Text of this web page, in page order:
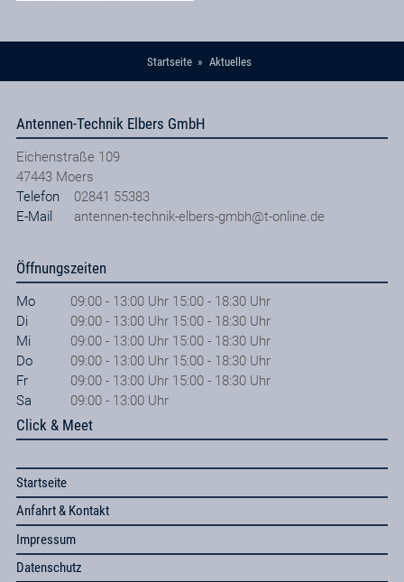
Startseite Aktuelles
Antennen-Technik Elbers GmbH
Eichenstraße 109
47443 Moers
Telefon
02841 55383
E-Mail
antennen-technik-elbers-gmbh@t-online.de
Öffnungszeiten
Mo
09:00 - 13:00 Uhr 15:00 - 18:30 Uhr
Di
09:00 - 13:00 Uhr 15:00 - 18:30 Uhr
Mi
09:00 - 13:00 Uhr 15:00 - 18:30 Uhr
Do
09:00 - 13:00 Uhr 15:00 - 18:30 Uhr
Fr
09:00 - 13:00 Uhr 15:00 - 18:30 Uhr
Sa
09:00 - 13:00 Uhr
Click & Meet
Startseite
Anfahrt & Kontakt
Impressum
Datenschutz